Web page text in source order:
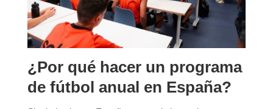
¿Por qué hacer un programa
de fútbol anual en España?